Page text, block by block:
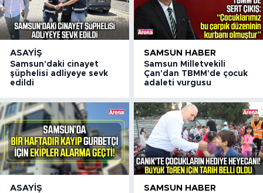
ASAYIŞ
Samsun'daki cinayet
şüphelisi adliyeye sevk
edildi
SAMSUN HABER
Samsun Milletvekili
Çan'dan TBMM'de çocuk
adaleti vurgusu
ASAYIŞ SAMSUN HABER